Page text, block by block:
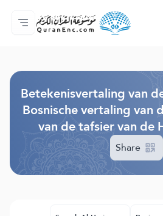
Homepagina
Inhoudsopgave van de
Audio
Diensten voor
Over het project
Contacteer ons
Taal
Betekenisvertaling van
Bosnische vertaling van
van de tafsier van de
Share